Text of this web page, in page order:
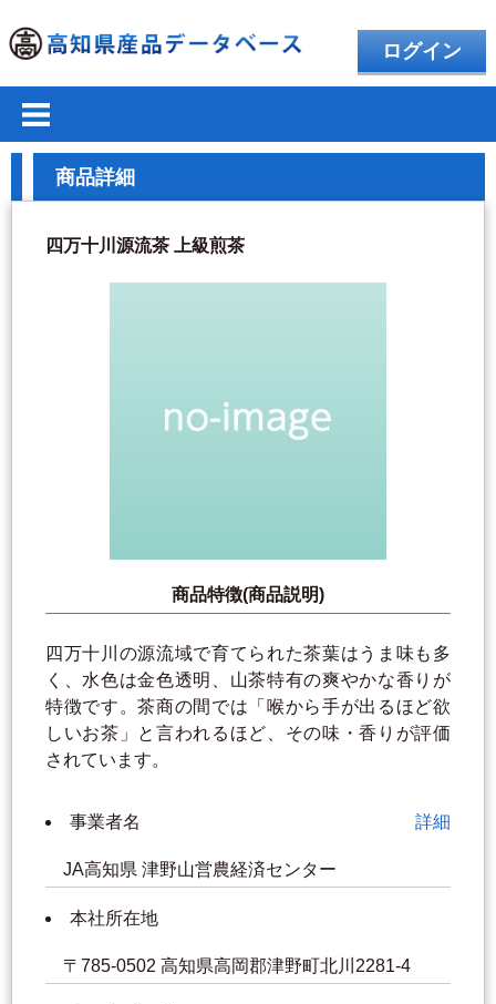
ログイン
商品詳細
四万十川源流茶 上級煎茶
商品特徴(商品説明)
四万十川の源流域で育てられた茶葉はうま味も多
く、水色は金色透明、山茶特有の爽やかな香りが
特徴です。茶商の間では「喉から手が出るほど欲
しいお茶」と言われるほど、その味・香りが評価
されています。
事業者名 詳細
JA高知県 津野山営農経済センター
本社所在地
〒785-0502 高知県高岡郡津野町北川2281-4